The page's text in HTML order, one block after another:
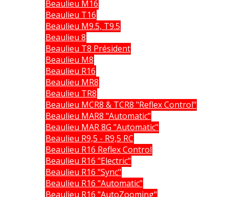
Beaulieu M16
Beaulieu T16
Beaulieu M9.5, T9.5
Beaulieu 8
Beaulieu T8 Président
Beaulieu M8
Beaulieu R16
Beaulieu MR8
Beaulieu TR8
Beaulieu MCR8 & TCR8 "Reflex Control"
Beaulieu MAR8 "Automatic"
Beaulieu MAR 8G "Automatic"
Beaulieu R9,5 - R9,5 RC
Beaulieu R16 Reflex Control
Beaulieu R16 "Electric"
Beaulieu R16 "Sync"
Beaulieu R16 "Automatic"
Beaulieu R16 "AutoZooming"